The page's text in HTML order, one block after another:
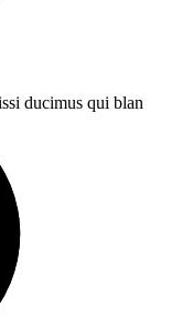
ducimus qui blan